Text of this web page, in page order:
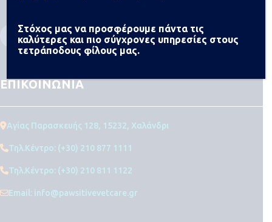
ΕΠΙΚΟΙΝΩΝΙΑ
Αγίας Παρασκευής 128, 15232, Χαλάνδρι
Τηλ.Κέντρο: (+30) 210 877 1111
Τηλ.Κέντρο: (+30) 210 811 1122
Email: info@pawsitivevetcare.gr
Στόχος μας να προσφέρουμε πάντα τις
καλύτερες και πιο σύγχρονες υπηρεσίες στους
τετράποδους φίλους μας.